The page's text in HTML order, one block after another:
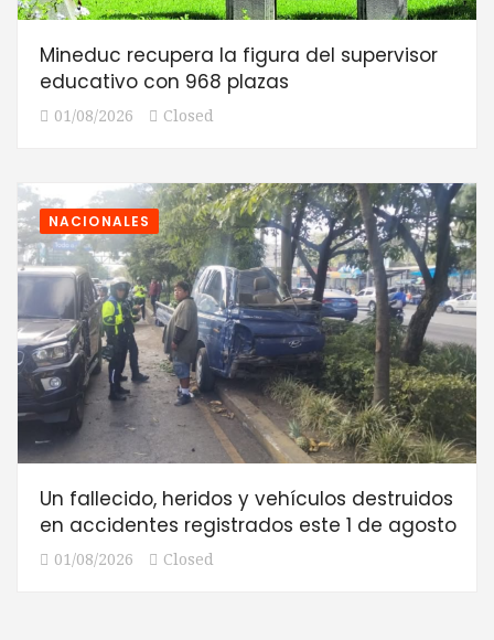
Mineduc recupera la figura del supervisor
educativo con 968 plazas
01/08/2026 Closed
NACIONALES
Un fallecido, heridos y vehículos destruidos
en accidentes registrados este 1 de agosto
01/08/2026 Closed